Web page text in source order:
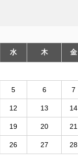
水 木 金
5 6 7
12 13 14
19 20 21
26 27 28